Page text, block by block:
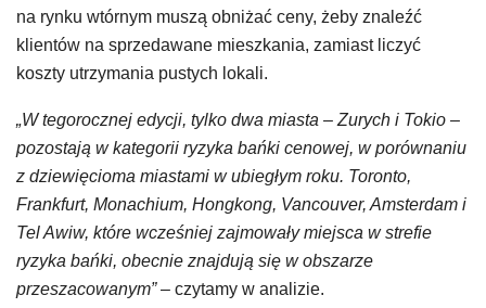
na rynku wtórnym muszą obniżać ceny, żeby znaleźć
klientów na sprzedawane mieszkania, zamiast liczyć
koszty utrzymania pustych lokali.
„W tegorocznej edycji, tylko dwa miasta – Zurych i Tokio –
pozostają w kategorii ryzyka bańki cenowej, w porównaniu
z dziewięcioma miastami w ubiegłym roku. Toronto,
Frankfurt, Monachium, Hongkong, Vancouver, Amsterdam i
Tel Awiw, które wcześniej zajmowały miejsca w strefie
ryzyka bańki, obecnie znajdują się w obszarze
przeszacowanym”– czytamy w analizie.